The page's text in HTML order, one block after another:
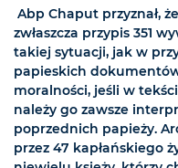
Abp Chaput przyznał,
zwłaszcza przypis 351
takiej sytuacji, jak w
papieskich
moralności, jeśli w
należy go zawsze
poprzednich papieży.
przez 47 kapłańskiego